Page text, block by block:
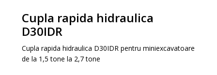
Cupla rapida hidraulica
D30IDR
Cupla rapida hidraulica D30IDR pentru miniexcavatoare
de la 1,5 tone la 2,7 tone